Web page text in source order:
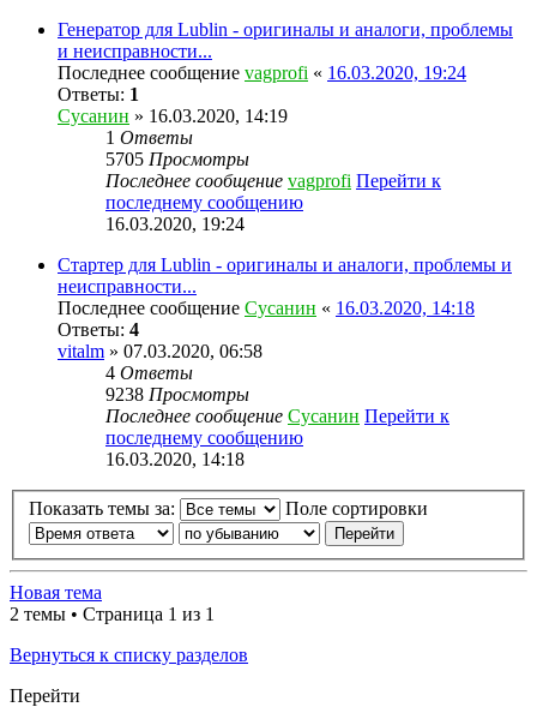
Генератор для Lublin - оригиналы и аналоги, проблемы
и неисправности...
Последнее сообщение vagprofi « 16.03.2020, 19:24
Ответы: 1
Сусанин » 16.03.2020, 14:19
1 Ответы
5705 Просмотры
Последнее сообщение vagprofi Перейти к
последнему сообщению
16.03.2020, 19:24
Стартер для Lublin - оригиналы и аналоги, проблемы и
неисправности...
Последнее сообщение Сусанин « 16.03.2020, 14:18
Ответы: 4
vitalm » 07.03.2020, 06:58
4 Ответы
9238 Просмотры
Последнее сообщение Сусанин Перейти к
последнему сообщению
16.03.2020, 14:18
Показать темы за: Поле сортировки
Новая тема
2 темы • Страница 1 из 1
Вернуться к списку разделов
Перейти